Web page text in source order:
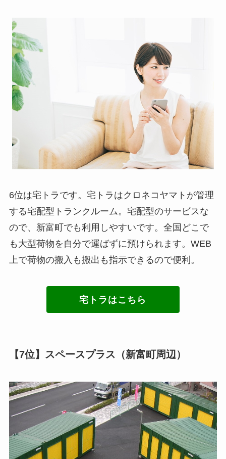
6位は宅トラです。宅トラはクロネコヤマトが管理
する宅配型トランクルーム。宅配型のサービスな
ので、新富町でも利用しやすいです。全国どこで
も大型荷物を自分で運ばずに預けられます。WEB
上で荷物の搬入も搬出も指示できるので便利。
宅トラはこちら
【7位】スペースプラス（新富町周辺）